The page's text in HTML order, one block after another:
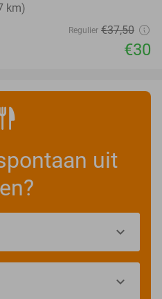
km)
Regulier €37,50
€30
uit